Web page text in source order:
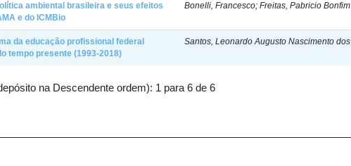
ambiental brasileira e seus efeitos
e do ICMBio
Bonelli, Francesco; Freitas, Pabricio Bonfim
da educação profissional federal
tempo presente (1993-2018)
Santos, Leonardo Augusto Nascimento dos
na Descendente ordem): 1 para 6 de 6